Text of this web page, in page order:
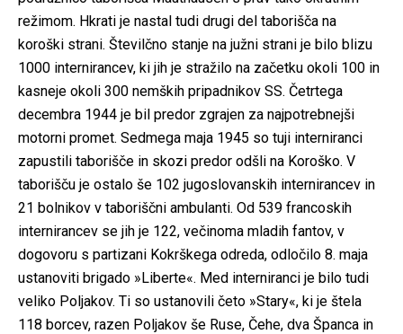
režimom. Hkrati je nastal tudi drugi del taborišča na
koroški strani. Številčno stanje na južni strani je bilo blizu
1000 internirancev, ki jih je stražilo na začetku okoli 100 in
kasneje okoli 300 nemških pripadnikov SS. Četrtega
decembra 1944 je bil predor zgrajen za najpotrebnejši
motorni promet. Sedmega maja 1945 so tuji interniranci
zapustili taborišče in skozi predor odšli na Koroško. V
taborišču je ostalo še 102 jugoslovanskih internirancev in
21 bolnikov v taboriščni ambulanti. Od 539 francoskih
internirancev se jih je 122, večinoma mladih fantov, v
dogovoru s partizani Kokrškega odreda, odločilo 8. maja
ustanoviti brigado »Liberte«. Med interniranci je bilo tudi
veliko Poljakov. Ti so ustanovili četo »Stary«, ki je štela
118 borcev, razen Poljakov še Ruse, Čehe, dva Španca in